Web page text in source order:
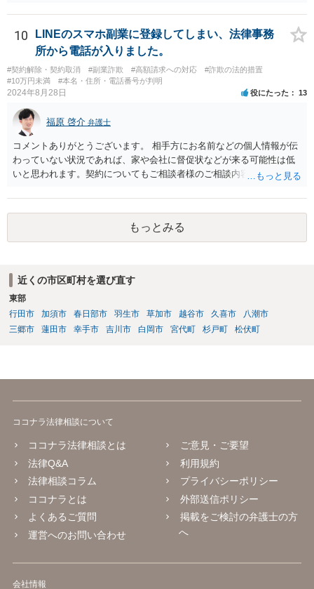
10
LINEのスマホ副業に登録してしまい、法律事務
所から電話が入りました。
#契約解除・契約取消 #副業詐欺 #高額請求への対応
#詐欺の法的措置
#10万円未満
#本名・住所・電話番号が判明
2024年8月28日 役にたった 13
福原 啓介 弁護士
コメントありがとうございます。 相手方にお名前などの個人情報が伝
わっていない状況であれば、家や会社に督促状などが来る可能性は低
いと思われます。契約についてもご相談者様のご相談内容を踏まえま
いただけますと幸いです。
もっとみる
近くの市区町村を選び直す
東部
行田市
加須市 春日部市 羽生市 草加市 越谷市 久喜市
八潮市
三郷市
蓮田市 幸手市 吉川市 白岡市 宮代町 杉戸町 松伏町
ココナラ法律相談について
ココナラ法律相談とは
法律Q&A
法律相談コラム
ココナラとは
よくあるご質問
運営へのお問い合わせ
ご意見・ご要望
利用規約
プライバシーポリシー
外部送信ポリシー
掲載をご検討の弁護士の方
へ
会社情報